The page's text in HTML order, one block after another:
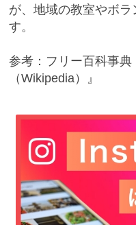
が、地域の教室やボ
す。
参考：フリー百科事
（Wikipedia）』